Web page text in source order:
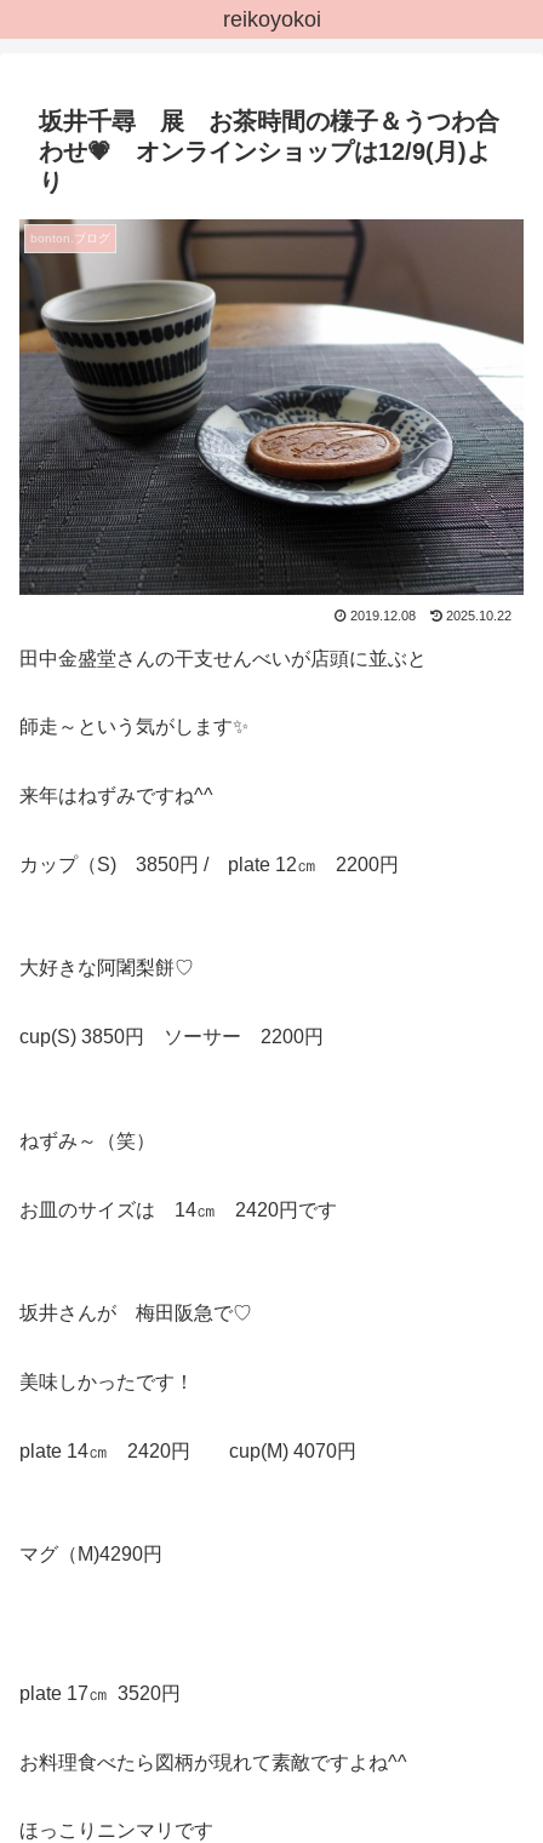
reikoyokoi
坂井千尋 展 お茶時間の様子＆うつわ合
わせ💗 オンラインショップは12/9(月)よ
り
bonton.ブログ
2019.12.08 2025.10.22
田中金盛堂さんの干支せんべいが店頭に並ぶと
師走～という気がします✨
来年はねずみですね^^
カップ（S) 3850円 / plate 12㎝ 2200円
大好きな阿闍梨餅♡
cup(S) 3850円 ソーサー 2200円
ねずみ～（笑）
お皿のサイズは 14㎝ 2420円です
坂井さんが 梅田阪急で♡
美味しかったです！
plate 14㎝ 2420円 cup(M) 4070円
マグ（M)4290円
plate 17㎝ 3520円
お料理食べたら図柄が現れて素敵ですよね^^
ほっこりニンマリです